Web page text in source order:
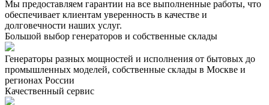
Мы предоставляем гарантии на все выполненные работы, что
обеспечивает клиентам уверенность в качестве и
долговечности наших услуг.
Большой выбор генераторов и собственные склады
Генераторы разных мощностей и исполнения от бытовых до
промышленных моделей, собственные склады в Москве и
регионах России
Качественный сервис